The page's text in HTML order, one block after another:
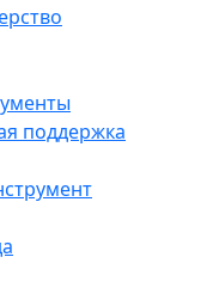
поддержка